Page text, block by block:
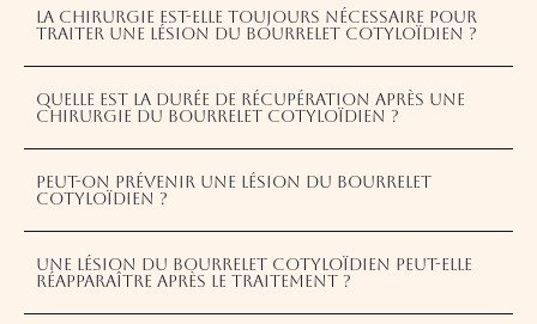
La chirurgie est-elle toujours nécessaire pour
traiter une lésion du bourrelet cotyloïdien ?
Quelle est la durée de récupération après une
chirurgie du bourrelet cotyloïdien ?
Peut-on prévenir une lésion du bourrelet
cotyloïdien ?
Une lésion du bourrelet cotyloïdien peut-elle
réapparaître après le traitement ?